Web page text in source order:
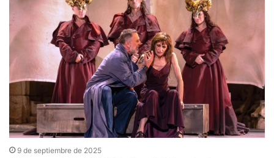
9 de septiembre de 2025